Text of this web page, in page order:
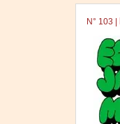
N° 103